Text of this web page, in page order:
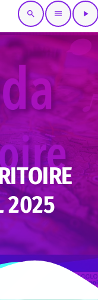
search menu play_arrow
2025